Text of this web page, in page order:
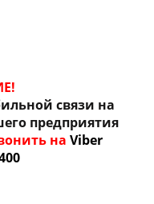
связи на
предприятия
на Viber